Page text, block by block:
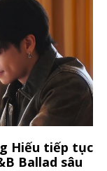
Hiếu tiếp tục
Ballad sâu